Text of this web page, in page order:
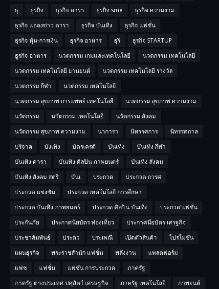
ธุ
ธุรกิจ ธุรกิจ ดารา ธุรกิจ sme
ธุรกิจ ความงาม
ธุรกิจ แถลงข่าว ดารา
ธุรกิจ บันเทิง
ธุรกิจ แฟชั่น
ธุรกิจ หุ้น-การเงิน
ธุรกิจ อาหาร ธุริ
ธูรกิจ STARTUP
ธูรกิจ อาหาร
นวตกรรม เกมและเทคโนโลยี
นวตกรรม เทคโนโลยี
นวตกรรม เทคโนโลยี ยานยนต์
นวตกรรม เทคโนโลยี รางวัล
นวตกรรม กีฬา
นวตกรรม เทคโนโลยี
นวตกรรม สุขภาพ การแพทย์ เทคโนโลยี
นวตกรรม สุขภาพ ความงาม
นวัตกรรม
นวัตกรรม เทคโนโลยี
นวัตกรรม สังคม
นวัตกรรม สุขภาพ ความงาม
นาการา นิทรรศการ
นิทรรศกาล
บริจาค
บังเทิง บัตรเครดิ บันเทิง
บันเทิง กีฬา
บันเทิง ดารา
บันเทิง ศิลปิน ภาพยนตร์
บันเทิง สังคม
บันเทิง สังคม สตรี
บันเ ประกวด
ประกวด การศ
ประกวด แข่งขัน
ประกวด เทคโนโลยี การศึกษา
ประกวด บันเทิง ภาพยนตร์
ประกวด ศิลปิน บันเทิง
ประกวด’แฟชั่น
ประกันภัย
ประกาศนียบัตร ท่องเที่ยว
ประกาศนียบัตร เศรฐกิจ
ประชาสัมพันธ์
ประดว ประเพณี เปิดตัวสินค้า
โปรโมชั่น
แผนธุรกิจ
พระราชสำนัก แฟชั่น พลังงาน
แพลตฟอร์ม
แฟช
แฟชั่น แฟชั่น การประกวด
ภาครัฐ
ภาครัฐ ต่างประเทศ ปศุสัตว์ เศรษฐกิจ
ภาครัฐ เทคโนโลยี ภาพยนต์